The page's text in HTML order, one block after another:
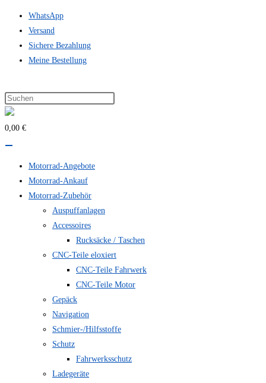
Zum
Inhalt
springen
WhatsApp
Versand
Sichere Bezahlung
Meine Bestellung
0,00 €
Motorrad-Angebote
Motorrad-Ankauf
Motorrad-Zubehör
Auspuffanlagen
Accessoires
Rucksäcke / Taschen
CNC-Teile eloxiert
CNC-Teile Fahrwerk
CNC-Teile Motor
Gepäck
Navigation
Schmier-/Hilfsstoffe
Schutz
Fahrwerksschutz
Ladegeräte